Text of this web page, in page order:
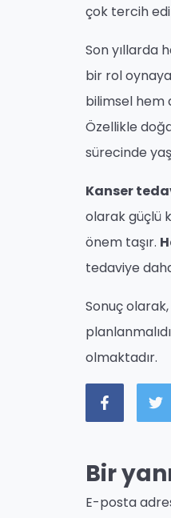
çok tercih
Son yıllarda
bir rol
bilimsel hem
Özellikle
sürecinde
Kanser
olarak güçlü
önem taşır.
tedaviye
Sonuç olarak,
olmaktadır.
Bir
E-posta